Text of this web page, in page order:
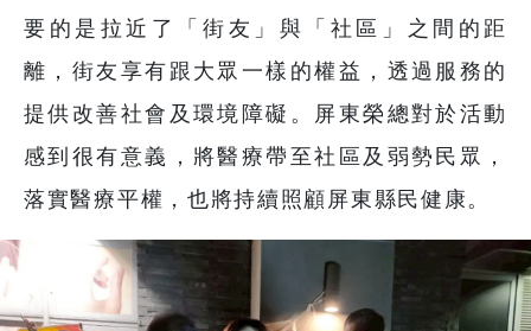
要的是拉近了「街友」與「社區」之間的距
離，街友享有跟大眾一樣的權益，透過服務的
提供改善社會及環境障礙。屏東榮總對於活動
感到很有意義，將醫療帶至社區及弱勢民眾，
落實醫療平權，也將持續照顧屏東縣民健康。